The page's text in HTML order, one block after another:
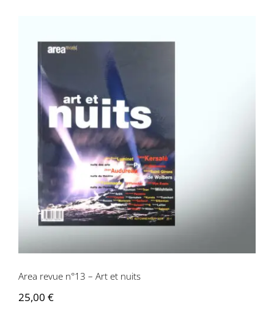
Area revue n°13 – Art et nuits
Area revue n°13 – Art et nuits
25,00 €